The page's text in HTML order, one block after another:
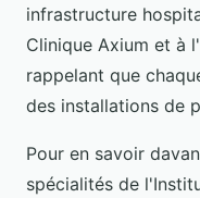
infrastructure
Clinique Axium et à
rappelant que
des installations de
Pour en savoir
spécialités de